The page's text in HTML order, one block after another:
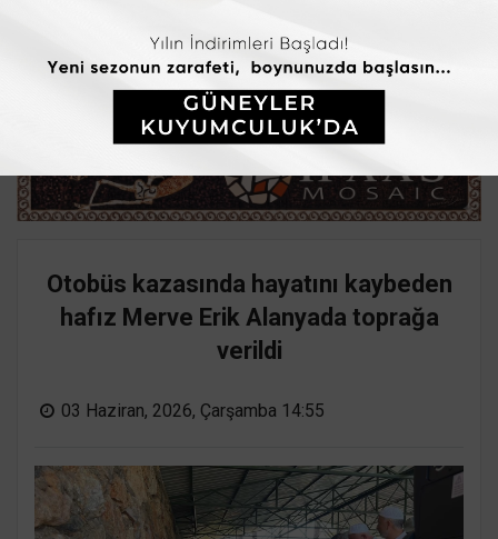
Ana Sayfa ASAYİŞ
Otobüs kazasında hayatını kaybeden
hafız Merve Erik Alanyada toprağa
verildi
03 Haziran, 2026, Çarşamba 14:55